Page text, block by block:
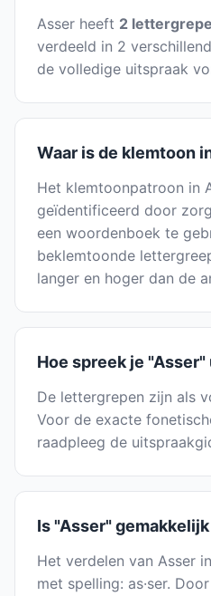
Asser heeft 2
verdeeld in 2
de volledige uitspraak
Waar is de klemtoon
Het klemtoonpatroon in
geïdentificeerd door
een woordenboek te
beklemtoonde
langer en hoger dan de
Hoe spreek je "Asser"
De lettergrepen zijn als
Voor de exacte
raadpleeg de
Is "Asser"
Het verdelen van Asser
met spelling: as·ser.